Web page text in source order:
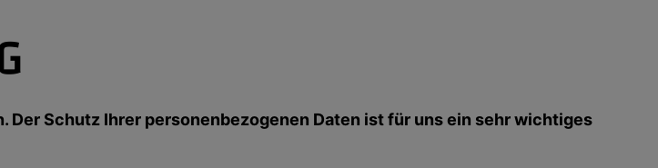
Schutz Ihrer personenbezogenen Daten ist für uns ein sehr wichtiges